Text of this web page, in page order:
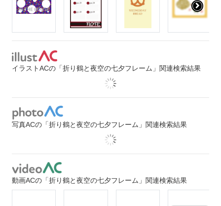
イラストACの「折り鶴と夜空の七夕フレーム」関連検索結果
写真ACの「折り鶴と夜空の七夕フレーム」関連検索結果
動画ACの「折り鶴と夜空の七夕フレーム」関連検索結果